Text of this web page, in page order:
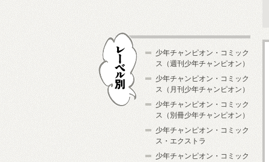
少年チャンピオン・コミック
ス（週刊少年チャンピオン）
少年チャンピオン・コミック
ス（月刊少年チャンピオン）
少年チャンピオン・コミック
ス（別冊少年チャンピオン）
少年チャンピオン・コミック
ス・エクストラ
少年チャンピオン・コミック